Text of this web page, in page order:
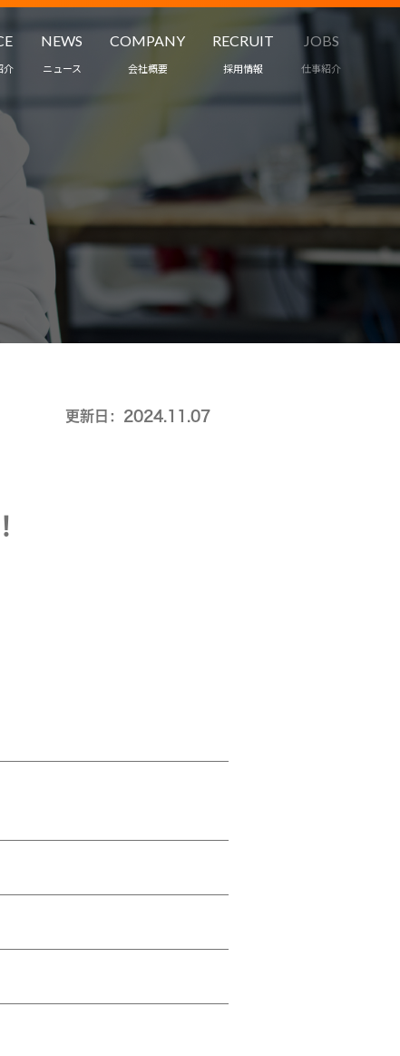
介
・保育
NEWS
ニュース
COMPANY
会社概要
RECRUIT
採用情報
インタビュー
募集要項
JOBS
仕事紹介
更新日：2024.11.07